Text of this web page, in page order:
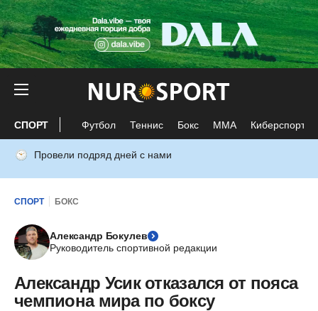
СПОРТ Футбол Теннис Бокс ММА Киберспорт
Провели подряд дней с нами
СПОРТ БОКС
Александр Бокулев
Руководитель спортивной редакции
Александр Усик отказался от пояса
чемпиона мира по боксу